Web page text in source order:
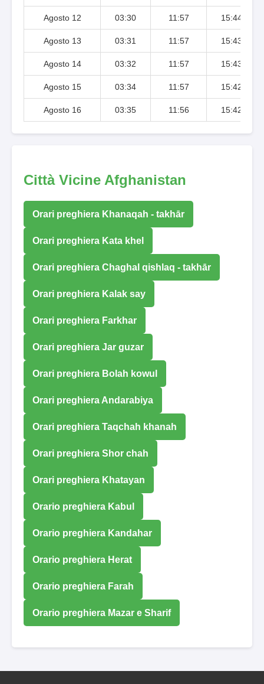
Agosto 12 03:30 11:57 15:44
Agosto 13 03:31 11:57 15:43
Agosto 14 03:32 11:57 15:43
Agosto 15 03:34 11:57 15:42
Agosto 16 03:35 11:56 15:42
Città Vicine Afghanistan
Orari preghiera Khanaqah - takhār
Orari preghiera Kata khel
Orari preghiera Chaghal qishlaq - takhār
Orari preghiera Kalak say
Orari preghiera Farkhar
Orari preghiera Jar guzar
Orari preghiera Bolah kowul
Orari preghiera Andarabiya
Orari preghiera Taqchah khanah
Orari preghiera Shor chah
Orari preghiera Khatayan
Orario preghiera Kabul
Orario preghiera Kandahar
Orario preghiera Herat
Orario preghiera Farah
Orario preghiera Mazar e Sharif